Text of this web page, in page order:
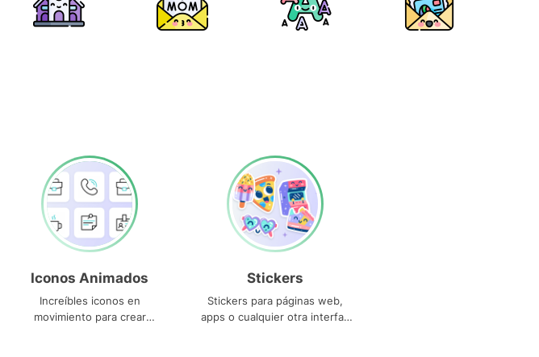
Iconos Animados
Increíbles iconos en
movimiento para crear
Stickers
Stickers para páginas web,
apps o cualquier otra interfaz